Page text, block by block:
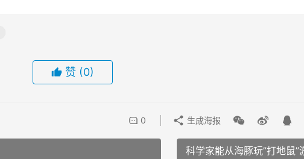
赞 (0)
0 生成海报
科学家能从海豚玩”打地鼠